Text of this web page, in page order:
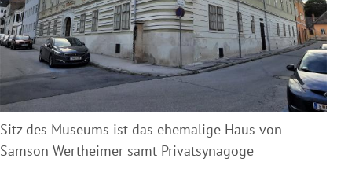
Sitz des Museums ist das ehemalige Haus von
Samson Wertheimer samt Privatsynagoge